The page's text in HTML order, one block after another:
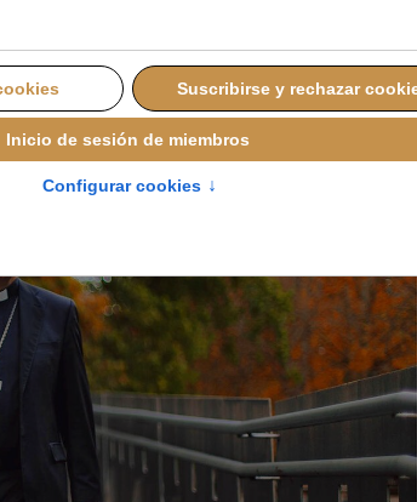
2025 10:25